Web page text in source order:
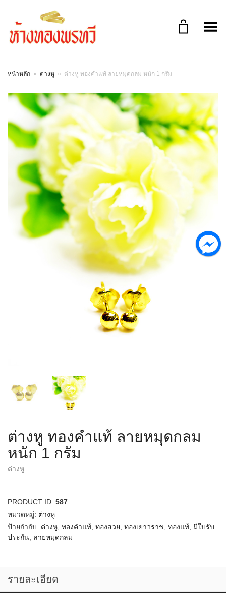
Toggle Menu
หน้าหลัก » ต่างหู » ต่างหู ทองคำแท้ ลายหมุดกลม หนัก 1 กรัม
ต่างหู ทองคำแท้ ลายหมุดกลม
หนัก 1 กรัม
ต่างหู
PRODUCT ID: 587
หมวดหมู่: ต่างหู
ป้ายกำกับ: ต่างหู ทองคำแท้ ทองสวย ทองเยาวราช ทองแท้ มีใบรับ
ประกัน ลายหมุดกลม
รายละเอียด